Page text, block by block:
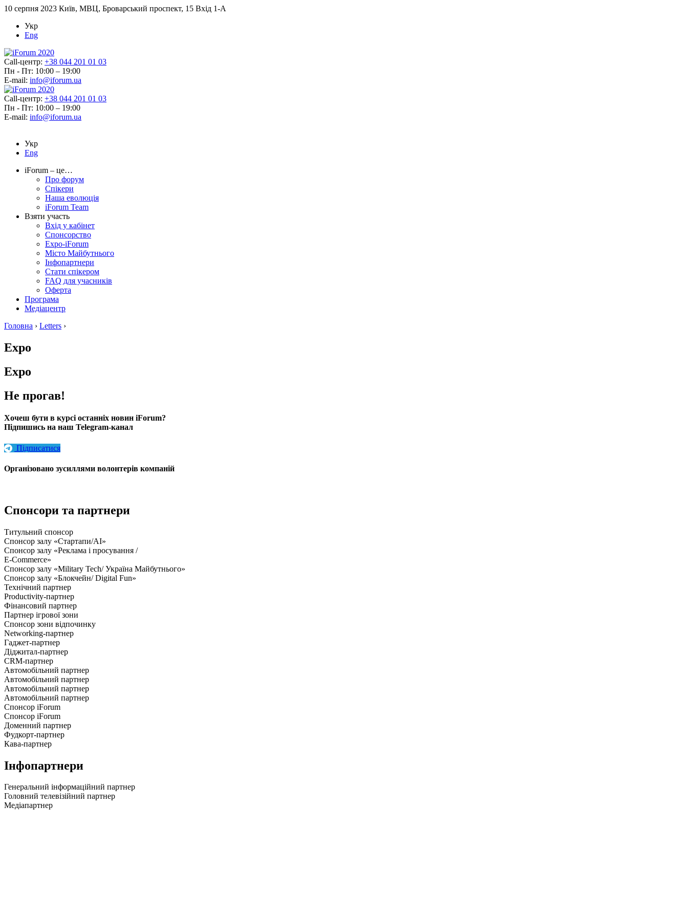
10 серпня 2023 Київ, МВЦ, Броварський проспект, 15 Вхід 1-А
Укр
Eng
Call-центр: +38 044 201 01 03
Пн - Пт: 10:00 – 19:00
E-mail: info@iforum.ua
Call-центр: +38 044 201 01 03
Пн - Пт: 10:00 – 19:00
E-mail: info@iforum.ua
Укр
Eng
iForum – це…
Про форум
Спікери
Наша еволюція
iForum Team
Взяти участь
Вхід у кабінет
Спонсорство
Expo-iForum
Місто Майбутнього
Інфопартнери
Стати спікером
FAQ для учасників
Оферта
Програма
Медіацентр
Головна › Letters ›
Expo
Expo
Не прогав!
Хочеш бути в курсі останніх новин iForum?
Підпишись на наш Telegram-канал
Підписатися
Організовано зусиллями волонтерів компаній
Спонсори та партнери
Титульний спонсор
Спонсор залу «Стартапи/AI»
Спонсор залу «Реклама і просування /
E-Commerce»
Спонсор залу «Military Tech/ Україна Майбутнього»
Спонсор залу «Блокчейн/ Digital Fun»
Технічний партнер
Productivity-партнер
Фінансовий партнер
Партнер ігрової зони
Спонсор зони відпочинку
Networking-партнер
Гаджет-партнер
Діджитал-партнер
CRM-партнер
Автомобільний партнер
Автомобільний партнер
Автомобільний партнер
Автомобільний партнер
Спонсор iForum
Спонсор iForum
Доменний партнер
Фудкорт-партнер
Кава-партнер
Інфопартнери
Генеральний інформаційний партнер
Головний телевізійний партнер
Медіапартнер